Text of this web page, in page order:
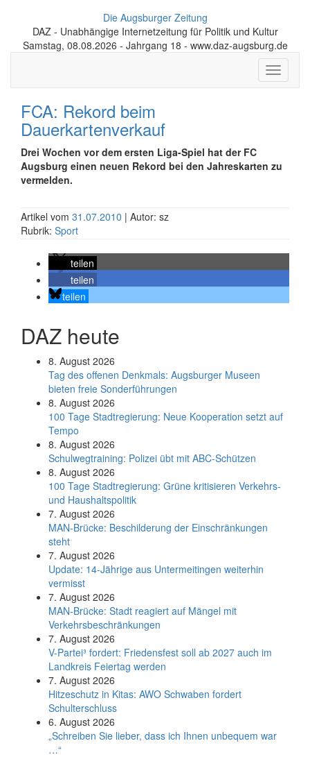
Die Augsburger Zeitung
DAZ - Unabhängige Internetzeitung für Politik und Kultur
Samstag, 08.08.2026 - Jahrgang 18 - www.daz-augsburg.de
Toggle
FCA: Rekord beim
Dauerkartenverkauf
Drei Wochen vor dem ersten Liga-Spiel hat der FC
Augsburg einen neuen Rekord bei den Jahreskarten zu
vermelden.
Artikel vom 31.07.2010 | Autor: sz
Rubrik: Sport
teilen
teilen
teilen
DAZ heute
8. August 2026
Tag des offenen Denkmals: Augsburger Museen
bieten freie Sonderführungen
8. August 2026
100 Tage Stadtregierung: Neue Kooperation setzt auf
Tempo
8. August 2026
Schul­weg­trai­ning: Poli­zei übt mit ABC-Schüt­zen
8. August 2026
100 Tage Stadtregierung: Grüne kritisieren Verkehrs-
und Haushaltspolitik
7. August 2026
MAN-Brücke: Beschilderung der Einschränkungen
steht
7. August 2026
Update: 14-Jährige aus Untermeitingen weiterhin
vermisst
7. August 2026
MAN-Brücke: Stadt reagiert auf Mängel mit
Verkehrsbeschränkungen
7. August 2026
V-Partei­³ fordert: Friedens­fest soll ab 2027 auch im
Land­kreis Feier­tag werden
7. August 2026
Hitzeschutz in Kitas: AWO Schwaben fordert
Schulterschluss
6. August 2026
„Schreiben Sie lieber, dass ich Ihnen unbequem war
…“